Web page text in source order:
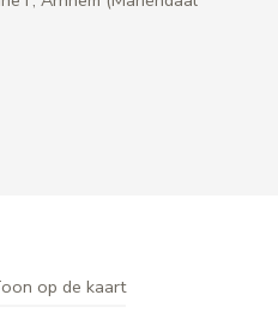
op de kaart